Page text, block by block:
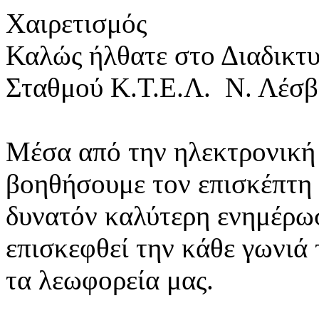
Χαιρετισμός
Καλώς ήλθατε στο
Σταθμού Κ.Τ.Ε.Λ. Ν.
Μέσα από την ηλεκτρονική
βοηθήσουμε τον
δυνατόν καλύτερη
επισκεφθεί την κάθε
τα λεωφορεία μας.